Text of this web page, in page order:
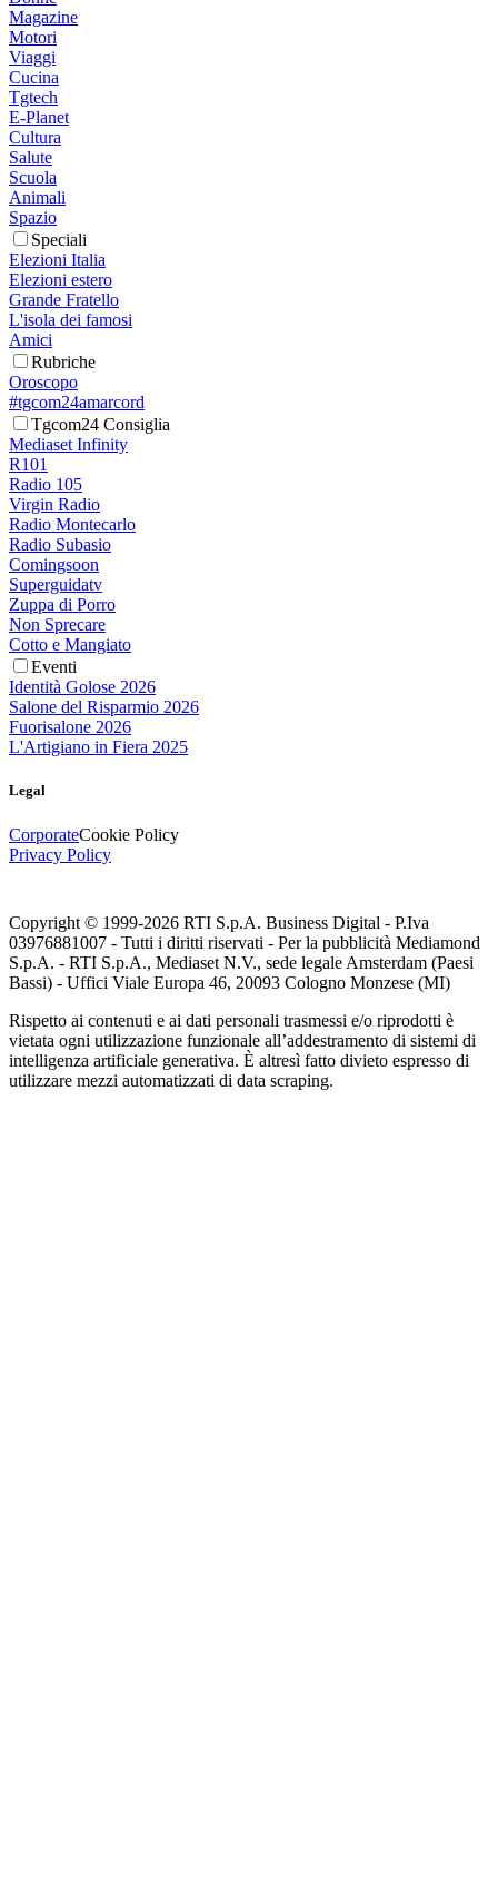
Magazine
Motori
Viaggi
Cucina
Tgtech
E-Planet
Cultura
Salute
Scuola
Animali
Spazio
Speciali
Elezioni Italia
Elezioni estero
Grande Fratello
L'isola dei famosi
Amici
Rubriche
Oroscopo
#tgcom24amarcord
Tgcom24 Consiglia
Mediaset Infinity
R101
Radio 105
Virgin Radio
Radio Montecarlo
Radio Subasio
Comingsoon
Superguidatv
Zuppa di Porro
Non Sprecare
Cotto e Mangiato
Eventi
Identità Golose 2026
Salone del Risparmio 2026
Fuorisalone 2026
L'Artigiano in Fiera 2025
Legal
CorporateCookie Policy
Privacy Policy
Copyright © 1999-2026 RTI S.p.A. Business Digital - P.Iva
03976881007 - Tutti i diritti riservati - Per la pubblicità Mediamond
S.p.A. - RTI S.p.A., Mediaset N.V., sede legale Amsterdam (Paesi
Bassi) - Uffici Viale Europa 46, 20093 Cologno Monzese (MI)
Rispetto ai contenuti e ai dati personali trasmessi e/o riprodotti è
vietata ogni utilizzazione funzionale all’addestramento di sistemi di
intelligenza artificiale generativa. È altresì fatto divieto espresso di
utilizzare mezzi automatizzati di data scraping.